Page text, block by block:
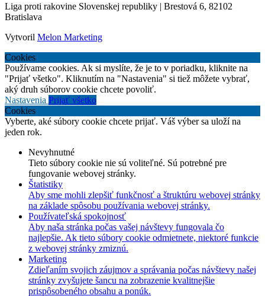
Liga proti rakovine Slovenskej republiky | Brestová 6, 82102
Bratislava
Vytvoril Melon Marketing
Cookies
Používame cookies. Ak si myslíte, že je to v poriadku, kliknite na
"Prijať všetko". Kliknutím na "Nastavenia" si tiež môžete vybrať,
aký druh súborov cookie chcete povoliť.
Nastavenia Prijať všetko
Cookies
Vyberte, aké súbory cookie chcete prijať. Váš výber sa uloží na
jeden rok.
Nevyhnutné
Tieto súbory cookie nie sú voliteľné. Sú potrebné pre
fungovanie webovej stránky.
Štatistiky
Aby sme mohli zlepšiť funkčnosť a štruktúru webovej stránky
na základe spôsobu používania webovej stránky.
Používateľská spokojnosť
Aby naša stránka počas vašej návštevy fungovala čo
najlepšie. Ak tieto súbory cookie odmietnete, niektoré funkcie
z webovej stránky zmiznú.
Marketing
Zdieľaním svojich záujmov a správania počas návštevy našej
stránky zvyšujete šancu na zobrazenie kvalitnejšie
prispôsobeného obsahu a ponúk.